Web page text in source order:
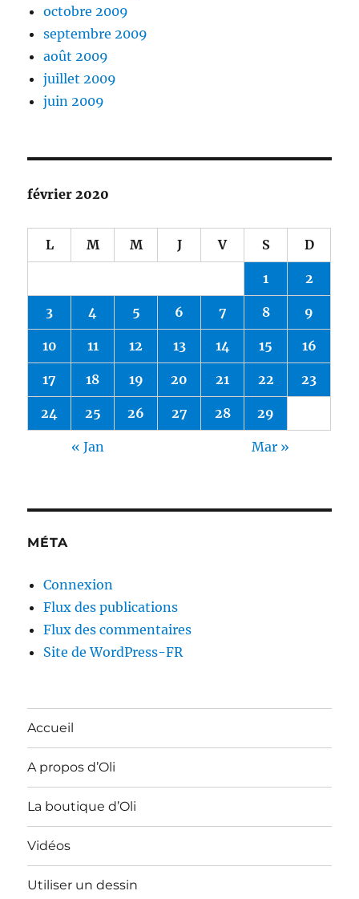
octobre 2009
septembre 2009
août 2009
juillet 2009
juin 2009
février 2020
L M M J V S D
1 2
3 4 5 6 7 8 9
10 11 12 13 14 15 16
17 18 19 20 21 22 23
24 25 26 27 28 29
« Jan Mar »
MÉTA
Connexion
Flux des publications
Flux des commentaires
Site de WordPress-FR
Accueil
A propos d’Oli
La boutique d’Oli
Vidéos
Utiliser un dessin